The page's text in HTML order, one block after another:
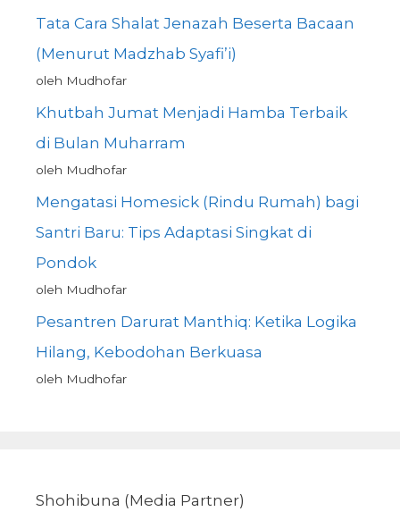
Tata Cara Shalat Jenazah Beserta Bacaan
(Menurut Madzhab Syafi’i)
oleh Mudhofar
Khutbah Jumat Menjadi Hamba Terbaik
di Bulan Muharram
oleh Mudhofar
Mengatasi Homesick (Rindu Rumah) bagi
Santri Baru: Tips Adaptasi Singkat di
Pondok
oleh Mudhofar
Pesantren Darurat Manthiq: Ketika Logika
Hilang, Kebodohan Berkuasa
oleh Mudhofar
Shohibuna (Media Partner)